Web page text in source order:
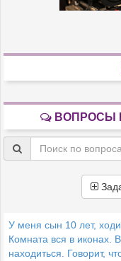
ВОПРОСЫ
У меня сын 10 лет,
Комната вся в иконах.
находиться. Говорит,